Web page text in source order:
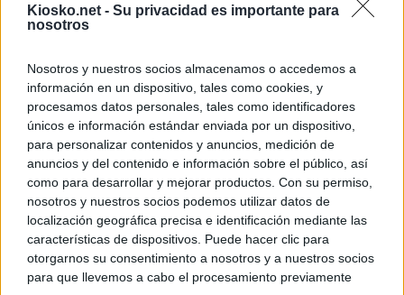
Kiosko.net - Su privacidad es importante para
nosotros
Nosotros y nuestros socios almacenamos o accedemos a
información en un dispositivo, tales como cookies, y
procesamos datos personales, tales como identificadores
únicos e información estándar enviada por un dispositivo,
para personalizar contenidos y anuncios, medición de
anuncios y del contenido e información sobre el público, así
como para desarrollar y mejorar productos. Con su permiso,
nosotros y nuestros socios podemos utilizar datos de
localización geográfica precisa e identificación mediante las
características de dispositivos. Puede hacer clic para
otorgarnos su consentimiento a nosotros y a nuestros socios
para que llevemos a cabo el procesamiento previamente